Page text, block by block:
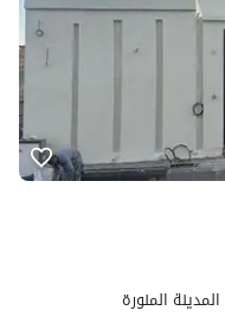
المنورة